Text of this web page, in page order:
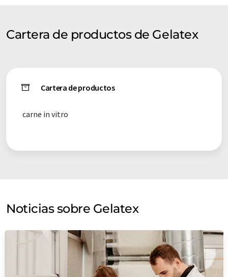
Cartera de productos de Gelatex
Cartera de productos
carne in vitro
Noticias sobre Gelatex